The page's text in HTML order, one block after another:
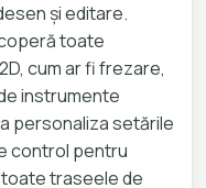
și editare.
toate
cum ar fi frezare,
instrumente
personaliza setările
control pentru
traseele de